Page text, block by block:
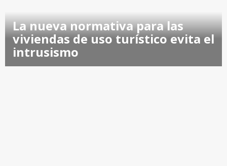
La nueva normativa para las
viviendas de uso turístico evita el
intrusismo